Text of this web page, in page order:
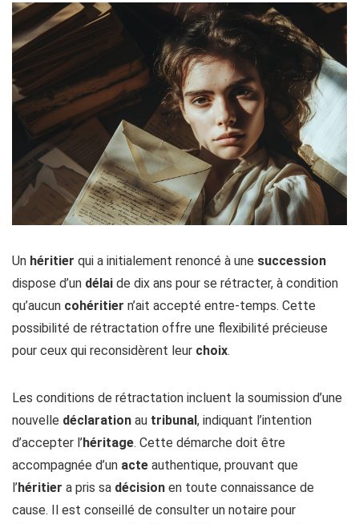
Un héritier qui a initialement renoncé à une succession
dispose d’un délai de dix ans pour se rétracter, à condition
qu’aucun cohéritier n’ait accepté entre-temps. Cette
possibilité de rétractation offre une flexibilité précieuse
pour ceux qui reconsidèrent leur choix.
Les conditions de rétractation incluent la soumission d’une
nouvelle déclaration au tribunal , indiquant l’intention
d’accepter l’héritage. Cette démarche doit être
accompagnée d’un acte authentique, prouvant que
l’héritier a pris sa décision en toute connaissance de
cause. Il est conseillé de consulter un notaire pour